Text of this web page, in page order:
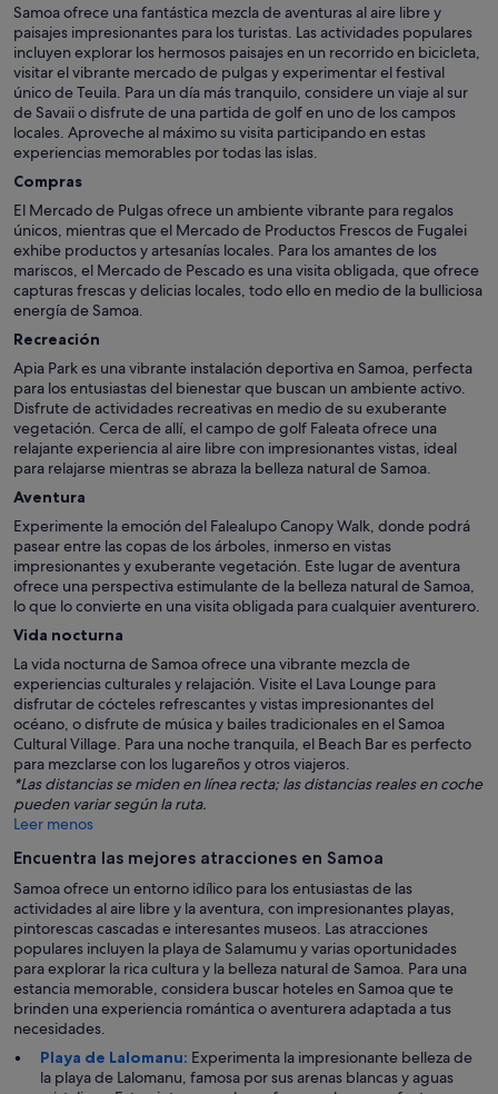
Samoa ofrece una fantástica mezcla de aventuras al aire libre y
paisajes impresionantes para los turistas. Las actividades populares
incluyen explorar los hermosos paisajes en un recorrido en bicicleta,
visitar el vibrante mercado de pulgas y experimentar el festival
único de Teuila. Para un día más tranquilo, considere un viaje al sur
de Savaii o disfrute de una partida de golf en uno de los campos
locales. Aproveche al máximo su visita participando en estas
experiencias memorables por todas las islas.
Compras
El Mercado de Pulgas ofrece un ambiente vibrante para regalos
únicos, mientras que el Mercado de Productos Frescos de Fugalei
exhibe productos y artesanías locales. Para los amantes de los
mariscos, el Mercado de Pescado es una visita obligada, que ofrece
capturas frescas y delicias locales, todo ello en medio de la bulliciosa
energía de Samoa.
Recreación
Apia Park es una vibrante instalación deportiva en Samoa, perfecta
para los entusiastas del bienestar que buscan un ambiente activo.
Disfrute de actividades recreativas en medio de su exuberante
vegetación. Cerca de allí, el campo de golf Faleata ofrece una
relajante experiencia al aire libre con impresionantes vistas, ideal
para relajarse mientras se abraza la belleza natural de Samoa.
Aventura
Experimente la emoción del Falealupo Canopy Walk, donde podrá
pasear entre las copas de los árboles, inmerso en vistas
impresionantes y exuberante vegetación. Este lugar de aventura
ofrece una perspectiva estimulante de la belleza natural de Samoa,
lo que lo convierte en una visita obligada para cualquier aventurero.
Vida nocturna
La vida nocturna de Samoa ofrece una vibrante mezcla de
experiencias culturales y relajación. Visite el Lava Lounge para
disfrutar de cócteles refrescantes y vistas impresionantes del
océano, o disfrute de música y bailes tradicionales en el Samoa
Cultural Village. Para una noche tranquila, el Beach Bar es perfecto
para mezclarse con los lugareños y otros viajeros.
*Las distancias se miden en línea recta; las distancias reales en coche
pueden variar según la ruta.
Leer menos
Encuentra las mejores atracciones en Samoa
Samoa ofrece un entorno idílico para los entusiastas de las
actividades al aire libre y la aventura, con impresionantes playas,
pintorescas cascadas e interesantes museos. Las atracciones
populares incluyen la playa de Salamumu y varias oportunidades
para explorar la rica cultura y la belleza natural de Samoa. Para una
estancia memorable, considera buscar hoteles en Samoa que te
brinden una experiencia romántica o aventurera adaptada a tus
necesidades.
Playa de Lalomanu: Experimenta la impresionante belleza de
la playa de Lalomanu, famosa por sus arenas blancas y aguas